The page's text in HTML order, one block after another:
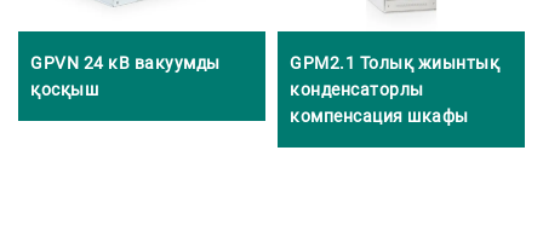
GPVN 24 кВ вакуумды
қосқыш
GPM2.1 Толық жиынтық
конденсаторлы
компенсация шкафы